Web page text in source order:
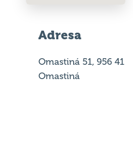
Adresa
Omastiná 51, 956 41
Omastiná